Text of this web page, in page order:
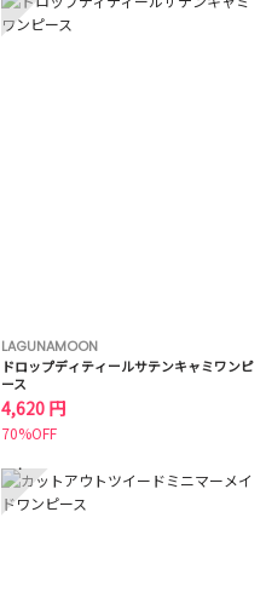
LAGUNAMOON
ドロップディティールサテンキャミワンピ
ース
4,620 円
70%OFF
4